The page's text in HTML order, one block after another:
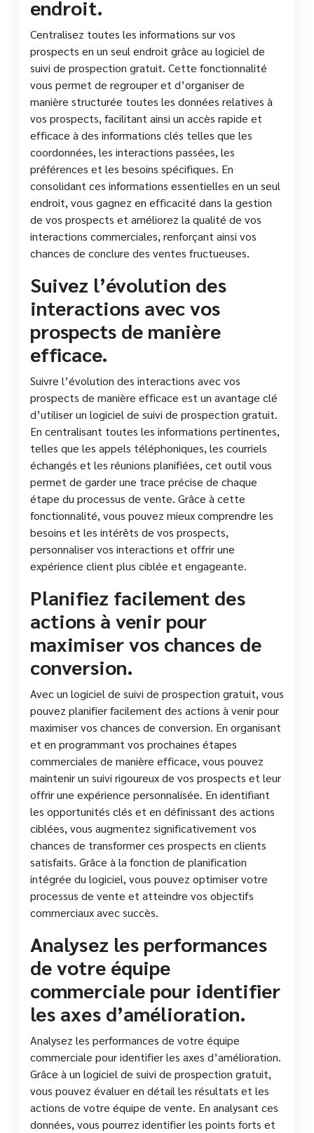
endroit.
Centralisez toutes les informations sur vos
prospects en un seul endroit grâce au logiciel de
suivi de prospection gratuit. Cette fonctionnalité
vous permet de regrouper et d’organiser de
manière structurée toutes les données relatives à
vos prospects, facilitant ainsi un accès rapide et
efficace à des informations clés telles que les
coordonnées, les interactions passées, les
préférences et les besoins spécifiques. En
consolidant ces informations essentielles en un seul
endroit, vous gagnez en efficacité dans la gestion
de vos prospects et améliorez la qualité de vos
interactions commerciales, renforçant ainsi vos
chances de conclure des ventes fructueuses.
Suivez l’évolution des
interactions avec vos
prospects de manière
efficace.
Suivre l’évolution des interactions avec vos
prospects de manière efficace est un avantage clé
d’utiliser un logiciel de suivi de prospection gratuit.
En centralisant toutes les informations pertinentes,
telles que les appels téléphoniques, les courriels
échangés et les réunions planifiées, cet outil vous
permet de garder une trace précise de chaque
étape du processus de vente. Grâce à cette
fonctionnalité, vous pouvez mieux comprendre les
besoins et les intérêts de vos prospects,
personnaliser vos interactions et offrir une
expérience client plus ciblée et engageante.
Planifiez facilement des
actions à venir pour
maximiser vos chances de
conversion.
Avec un logiciel de suivi de prospection gratuit, vous
pouvez planifier facilement des actions à venir pour
maximiser vos chances de conversion. En organisant
et en programmant vos prochaines étapes
commerciales de manière efficace, vous pouvez
maintenir un suivi rigoureux de vos prospects et leur
offrir une expérience personnalisée. En identifiant
les opportunités clés et en définissant des actions
ciblées, vous augmentez significativement vos
chances de transformer ces prospects en clients
satisfaits. Grâce à la fonction de planification
intégrée du logiciel, vous pouvez optimiser votre
processus de vente et atteindre vos objectifs
commerciaux avec succès.
Analysez les performances
de votre équipe
commerciale pour identifier
les axes d’amélioration.
Analysez les performances de votre équipe
commerciale pour identifier les axes d’amélioration.
Grâce à un logiciel de suivi de prospection gratuit,
vous pouvez évaluer en détail les résultats et les
actions de votre équipe de vente. En analysant ces
données, vous pourrez identifier les points forts et